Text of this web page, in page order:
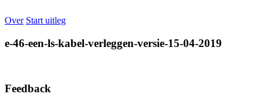
Over Start uitleg
e-46-een-ls-kabel-verleggen-versie-15-04-2019
Feedback